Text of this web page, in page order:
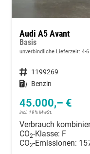
Audi A5 Avant
Basis
unverbindliche Lieferzeit: 4-
Fahrzeugnummer 1199269
Kraftstoff Benzin
45.000,– €
incl. 19% MwSt.
Verbrauch
CO2-Klasse: F
CO2-Emissionen: